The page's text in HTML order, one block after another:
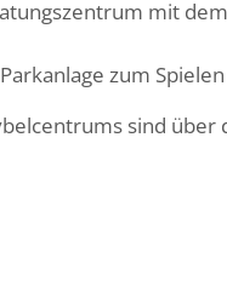
mit
zum
sind über